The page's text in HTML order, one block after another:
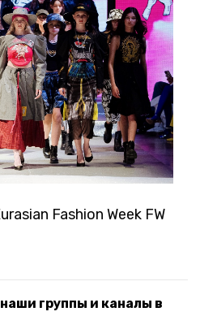
Fashion Week FW
группы и каналы в